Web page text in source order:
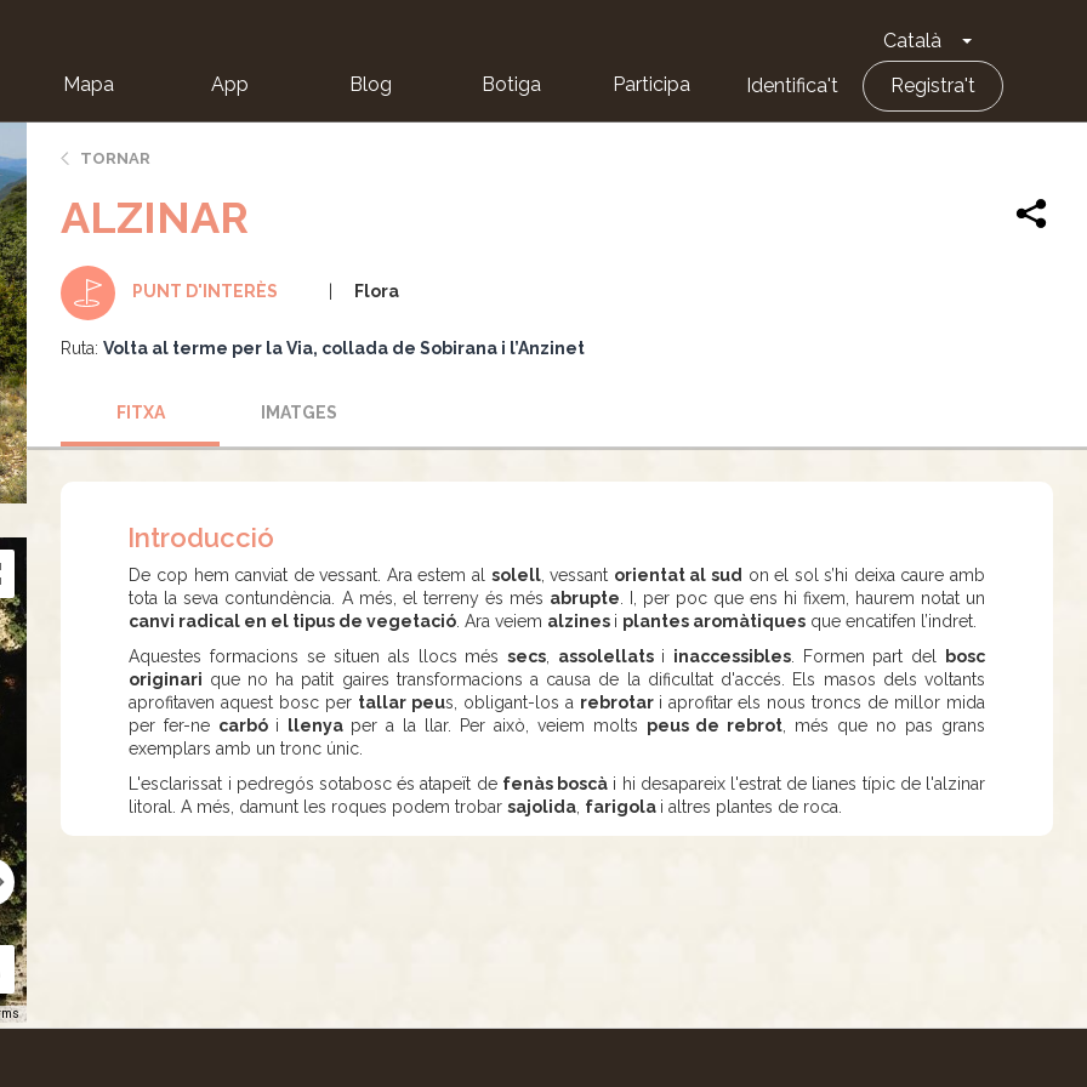
Català Toggle
Mapa App Blog Botiga Participa Identifica't Registra't
TORNAR
ALZINAR
PUNT D'INTERÈS Flora
Ruta: Volta al terme per la Via, collada de Sobirana i l’Anzinet
FITXA IMATGES
Introducció
De cop hem canviat de vessant. Ara estem al solell, vessant orientat al sud on el sol s’hi deixa caure amb
tota la seva contundència. A més, el terreny és més abrupte . I, per poc que ens hi fixem, haurem notat un
canvi radical en el tipus de vegetació . Ara veiem alzines i plantes aromàtiques que encatifen l’indret.
Aquestes formacions se situen als llocs méssecs assolellats i inaccessibles. Formen part del
bosc
originari que no ha patit gaires transformacions a causa de la dificultat d'accés. Els masos dels voltants
aprofitaven aquest bosc per tallar peus, obligant-los a rebrotar i aprofitar els nous troncs de millor mida
per fer-ne carbó i llenya per a la llar. Per això, veiem molts peus de rebrot , més que no pas grans
exemplars amb un tronc únic.
L'esclarissat i pedregós sotabosc és atapeït de fenàs boscà i hi desapareix l'estrat de lianes típic de l'alzinar
litoral. A més, damunt les roques podem trobarsajolida farigola i altres plantes de roca.